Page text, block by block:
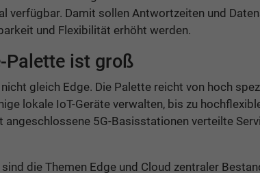
verfügbar. Damit sollen Antwortzeiten und
und Flexibilität erhöht werden.
Palette ist groß
gleich Edge. Die Palette reicht von hoch
lokale IoT-Geräte verwalten, bis zu
angeschlossene 5G-Basisstationen verteilte
sind die Themen Edge und Cloud zentraler